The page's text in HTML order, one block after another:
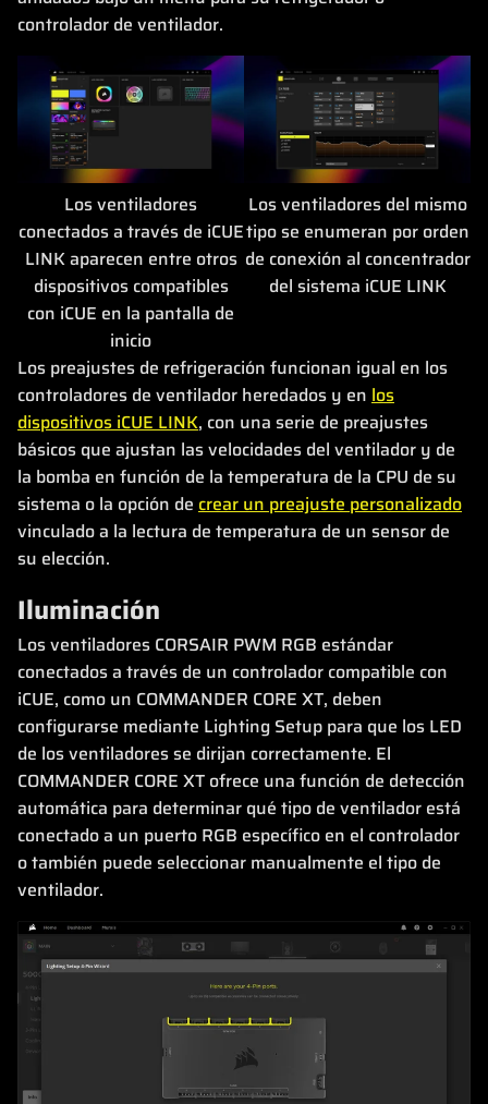
controlador de ventilador.
Los ventiladores
conectados a través de iCUE
LINK aparecen entre otros
dispositivos compatibles
con iCUE en la pantalla de
inicio
Los ventiladores del mismo
tipo se enumeran por orden
de conexión al concentrador
del sistema iCUE LINK
Los preajustes de refrigeración funcionan igual en los
controladores de ventilador heredados y en los
dispositivos iCUE LINK, con una serie de preajustes
básicos que ajustan las velocidades del ventilador y de
la bomba en función de la temperatura de la CPU de su
sistema o la opción de crear un preajuste personalizado
vinculado a la lectura de temperatura de un sensor de
su elección.
Iluminación
Los ventiladores CORSAIR PWM RGB estándar
conectados a través de un controlador compatible con
iCUE, como un COMMANDER CORE XT, deben
configurarse mediante Lighting Setup para que los LED
de los ventiladores se dirijan correctamente. El
COMMANDER CORE XT ofrece una función de detección
automática para determinar qué tipo de ventilador está
conectado a un puerto RGB específico en el controlador
o también puede seleccionar manualmente el tipo de
ventilador.